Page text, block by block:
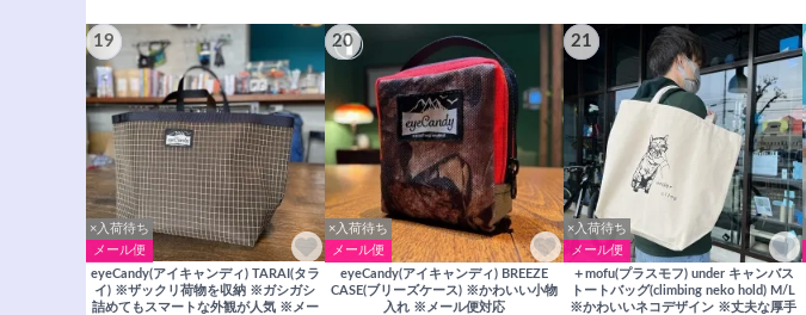
19
×入荷待ち
メール便
eyeCandy(アイキャンディ) TARAI(タラ
イ) ※ザックリ荷物を収納 ※ガシガシ
詰めてもスマートな外観が人気 ※メー
20
×入荷待ち
メール便
eyeCandy(アイキャンディ) BREEZE
CASE(ブリーズケース) ※かわいい小物
入れ ※メール便対応
21
×入荷待ち
メール便
＋mofu(プラスモフ) under キャンバス
トートバッグ(climbing neko hold) M/L
※かわいいネコデザイン ※丈夫な厚手